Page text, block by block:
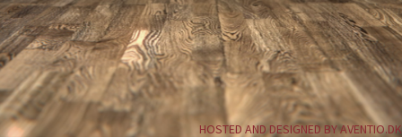
HOSTED AND DESIGNED BY AVENTIO.DK